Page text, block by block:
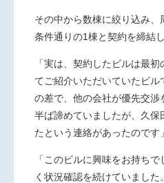
その中から数棟に絞り込み、
条件通りの1棟と契約を締結し
「実は、契約したビルは最
てご紹介いただいていたビル
の差で、他の会社が優先交
半ば諦めていましたが、久
たという連絡があったのです
「このビルに興味をお持ち
く状況確認を続けていまし